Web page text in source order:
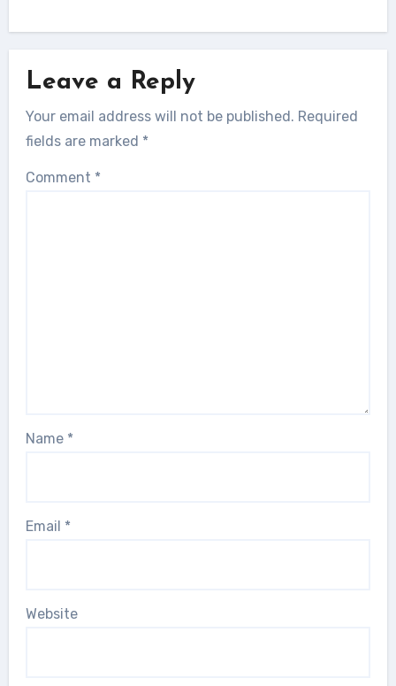
Leave a Reply
Your email address will not be published. Required
fields are marked *
Comment *
Name *
Email *
Website